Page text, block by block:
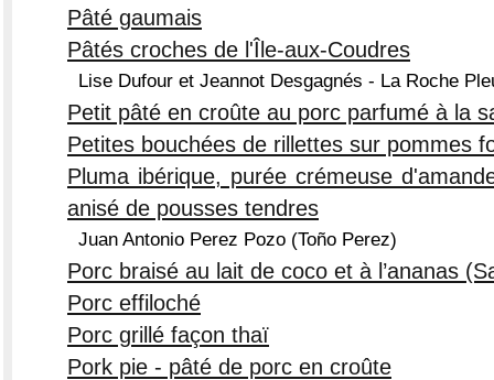
Pâté gaumais
Pâtés croches de l'Île-aux-Coudres
Lise Dufour et Jeannot Desgagnés - La Roche
Petit pâté en croûte au porc parfumé à la
Petites bouchées de rillettes sur pommes
Pluma ibérique, purée crémeuse
anisé de pousses tendres
Juan Antonio Perez Pozo (Toño Perez)
Porc braisé au lait de coco et à l’ananas
Porc effiloché
Porc grillé façon thaï
Pork pie - pâté de porc en croûte